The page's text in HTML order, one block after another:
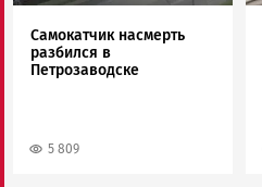
Самокатчик насмерть
разбился в
Петрозаводске
5 809